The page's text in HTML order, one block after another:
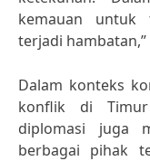
kemauan untuk
terjadi
Dalam konteks
konflik di
diplomasi juga
berbagai pihak